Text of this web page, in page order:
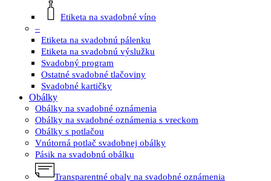
Etiketa na svadobné víno
–
Etiketa na svadobnú pálenku
Etiketa na svadobnú výslužku
Svadobný program
Ostatné svadobné tlačoviny
Svadobné kartičky
Obálky
Obálky na svadobné oznámenia
Obálky na svadobné oznámenia s vreckom
Obálky s potlačou
Vnútorná potlač svadobnej obálky
Pásik na svadobnú obálku
Transparentné obaly na svadobné oznámenia